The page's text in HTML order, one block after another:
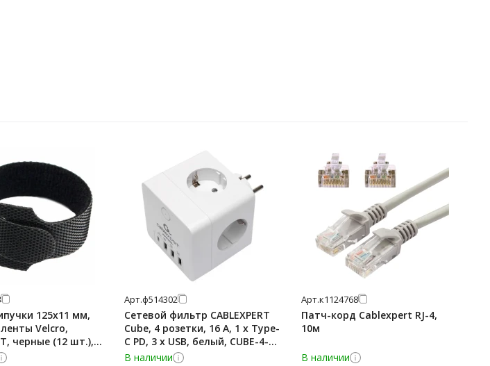
125x11 мм,
Velcro,
черные (12 шт.),
Арт.ф514302
Сетевой фильтр CABLEXPERT
Cube, 4 розетки, 16 А, 1 x Type-
C PD, 3 х USB, белый, CUBE-4-
СU3-W, CUBE-4-CU3-W
В наличии
Арт.к1124768
Патч-корд Cablexpert RJ-4,
10м
В наличии